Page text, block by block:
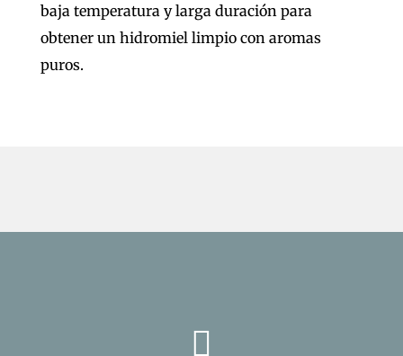
baja temperatura y larga duración para
obtener un hidromiel limpio con aromas
puros.